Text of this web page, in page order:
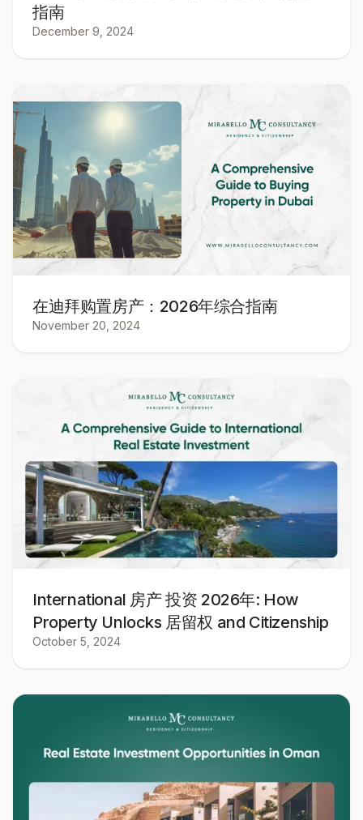
指南
December 9, 2024
在迪拜购置房产：2026年综合指南
November 20, 2024
International 房产 投资 2026年: How
Property Unlocks 居留权 and Citizenship
October 5, 2024